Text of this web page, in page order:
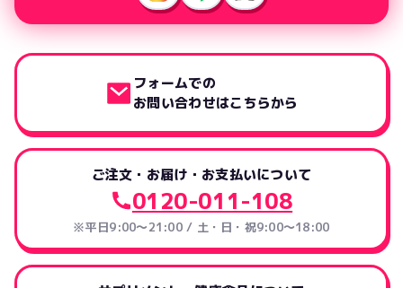
フォームでの
お問い合わせはこちらから
ご注文・お届け・お支払いについて
0120-011-108
※平日9:00～21:00 / 土・日・祝9:00～18:00